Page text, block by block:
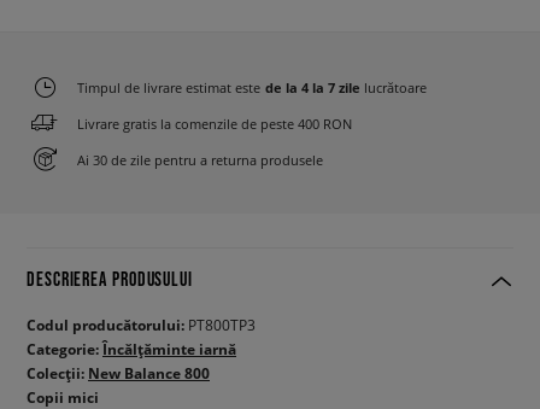
Timpul de livrare estimat este de la 4 la 7 zile lucrătoare
Livrare gratis la comenzile de peste 400 RON
Ai 30 de zile pentru a returna produsele
DESCRIEREA PRODUSULUI
Codul producătorului: PT800TP3
Categorie:Încălțăminte iarnă
Colecții: New Balance 800
Copii mici